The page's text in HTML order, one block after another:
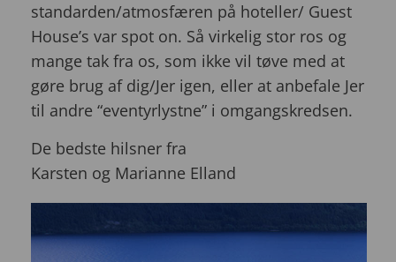
standarden/atmosfæren på hoteller/ Guest
House’s var spot on. Så virkelig stor ros og
mange tak fra os, som ikke vil tøve med at
gøre brug af dig/Jer igen, eller at anbefale Jer
til andre “eventyrlystne” i omgangskredsen.
De bedste hilsner fra
Karsten og Marianne Elland